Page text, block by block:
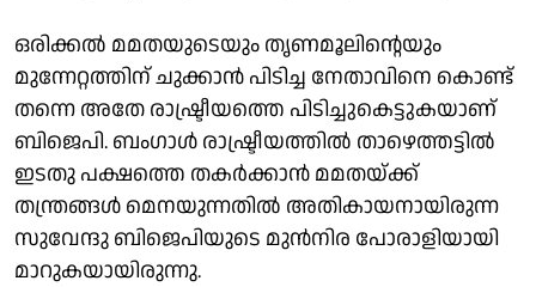
ഒരിക്കല്‍ മമതയുടെയും തൃണമൂലിന്റെയും
മുന്നേറ്റത്തിന് ചുക്കാന്‍ പിടിച്ച നേതാവിനെ കൊണ്ട്
തന്നെ അതേ രാഷ്ട്രീയത്തെ പിടിച്ചുകെട്ടുകയാണ്
ബിജെപി. ബംഗാള്‍ രാഷ്ട്രീയത്തില്‍ താഴെത്തട്ടില്‍
ഇടതു പക്ഷത്തെ തകര്‍ക്കാന്‍ മമതയ്ക്ക്
തന്ത്രങ്ങള്‍ മെനയുന്നതില്‍ അതികായനായിരുന്ന
സുവേന്ദു ബിജെപിയുടെ മുന്‍നിര പോരാളിയായി
മാറുകയായിരുന്നു.